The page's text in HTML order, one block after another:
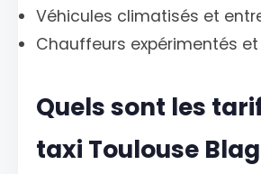
Véhicules climatisés et
Chauffeurs expérimentés
Quels sont les
taxi Toulouse